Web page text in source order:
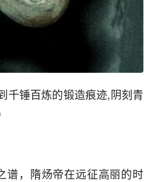
千锤百炼的锻造痕迹,阴刻青
谱，隋炀帝在远征高丽的时